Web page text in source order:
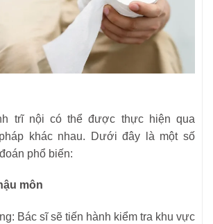
trĩ nội có thể được thực hiện qua
khác nhau. Dưới đây là một số
phổ biến:
môn
Bác sĩ sẽ tiến hành kiểm tra khu vực